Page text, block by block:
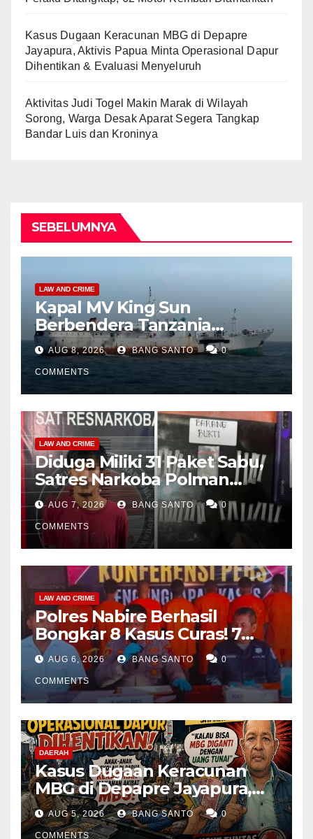
Kasus Dugaan Keracunan MBG di Depapre
Jayapura, Aktivis Papua Minta Operasional Dapur
Dihentikan & Evaluasi Menyeluruh
Aktivitas Judi Togel Makin Marak di Wilayah
Sorong, Warga Desak Aparat Segera Tangkap
Bandar Luis dan Kroninya
SEBELUMNYA
LAW AND CRIME
Kapal MV King Sun
Berbendera Tanzania
Diamankan Tim Gabungan,
Bawa 1,3 Ton Narkoba di
Perairan Bintan
AUG 8, 2026 BANG SANTO 0
COMMENTS
LAW AND CRIME
Diduga Miliki 31 Paket Sabu,
Satres Narkoba Polman
Amankan Pria di Matali
AUG 7, 2026 BANG SANTO 0
COMMENTS
LAW AND CRIME
Polres Nabire Berhasil
Bongkar 8 Kasus Curas! 7
Pelaku Ditangkap, 62 Motor
Kembali Diamankan
AUG 6, 2026 BANG SANTO 0
COMMENTS
DAERAH
Kasus Dugaan Keracunan
MBG di Depapre Jayapura,
Aktivis Papua Minta
Operasional Dapur
AUG 5, 2026 BANG SANTO 0
COMMENTS